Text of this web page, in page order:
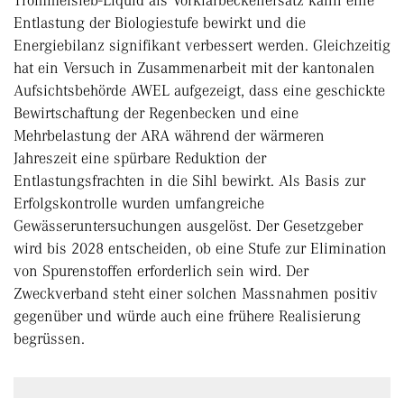
Entlastung der Biologiestufe bewirkt und die
Energiebilanz signifikant verbessert werden. Gleichzeitig
hat ein Versuch in Zusammenarbeit mit der kantonalen
Aufsichtsbehörde AWEL aufgezeigt, dass eine geschickte
Bewirtschaftung der Regenbecken und eine
Mehrbelastung der ARA während der wärmeren
Jahreszeit eine spürbare Reduktion der
Entlastungsfrachten in die Sihl bewirkt. Als Basis zur
Erfolgskontrolle wurden umfangreiche
Gewässeruntersuchungen ausgelöst. Der Gesetzgeber
wird bis 2028 entscheiden, ob eine Stufe zur Elimination
von Spurenstoffen erforderlich sein wird. Der
Zweckverband steht einer solchen Massnahmen positiv
gegenüber und würde auch eine frühere Realisierung
begrüssen.